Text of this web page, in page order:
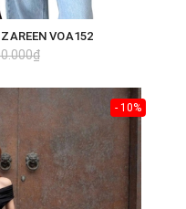
VOA152
- 10%